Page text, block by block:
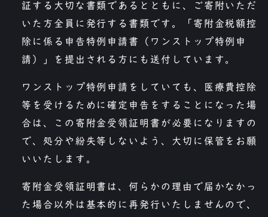
証する大切な書類であるとともに、ご寄附いただ
いた方全員に発行する書類です。「寄附金税額控
除に係る申告特例申請書（ワンストップ特例申
請）」を提出される方にも送付しています。
ワンストップ特例申請をしていても、医療費控除
等を受けるために確定申告をすることになった場
合は、この寄附金受領証明書が必要になりますの
で、処分や紛失等しないよう、大切に保管をお願
いいたします。
寄附金受領証明書は、何らかの理由で届かなかっ
た場合以外は基本的に再発行いたしませんので、